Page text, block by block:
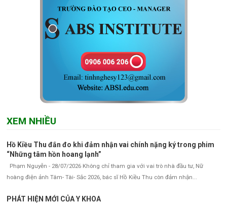
XEM NHIỀU
Hồ Kiều Thu đắn đo khi đảm nhận vai chính nặng ký trong phim
“Những tâm hồn hoang lạnh”
Phạm Nguyễn - 28/07/2026 Không chỉ tham gia với vai trò nhà đầu tư, Nữ
hoàng điện ảnh Tâm- Tài- Sắc 2026, bác sĩ Hồ Kiều Thu còn đảm nhận...
PHÁT HIỆN MỚI CỦA Y KHOA